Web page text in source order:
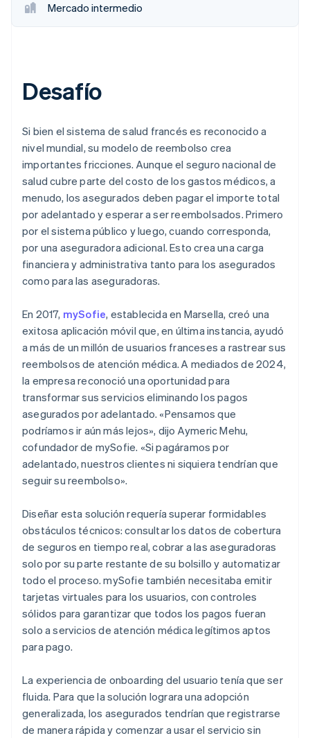
Mercado intermedio
Desafío
Si bien el sistema de salud francés es reconocido a
nivel mundial, su modelo de reembolso crea
importantes fricciones. Aunque el seguro nacional de
salud cubre parte del costo de los gastos médicos, a
menudo, los asegurados deben pagar el importe total
por adelantado y esperar a ser reembolsados. Primero
por el sistema público y luego, cuando corresponda,
por una aseguradora adicional. Esto crea una carga
financiera y administrativa tanto para los asegurados
como para las aseguradoras.
En 2017, mySofie, establecida en Marsella, creó una
exitosa aplicación móvil que, en última instancia, ayudó
a más de un millón de usuarios franceses a rastrear sus
reembolsos de atención médica. A mediados de 2024,
la empresa reconoció una oportunidad para
transformar sus servicios eliminando los pagos
asegurados por adelantado. «Pensamos que
podríamos ir aún más lejos», dijo Aymeric Mehu,
cofundador de mySofie. «Si pagáramos por
adelantado, nuestros clientes ni siquiera tendrían que
seguir su reembolso».
Diseñar esta solución requería superar formidables
obstáculos técnicos: consultar los datos de cobertura
de seguros en tiempo real, cobrar a las aseguradoras
solo por su parte restante de su bolsillo y automatizar
todo el proceso. mySofie también necesitaba emitir
tarjetas virtuales para los usuarios, con controles
sólidos para garantizar que todos los pagos fueran
solo a servicios de atención médica legítimos aptos
para pago.
La experiencia de onboarding del usuario tenía que ser
fluida. Para que la solución lograra una adopción
generalizada, los asegurados tendrían que registrarse
de manera rápida y comenzar a usar el servicio sin